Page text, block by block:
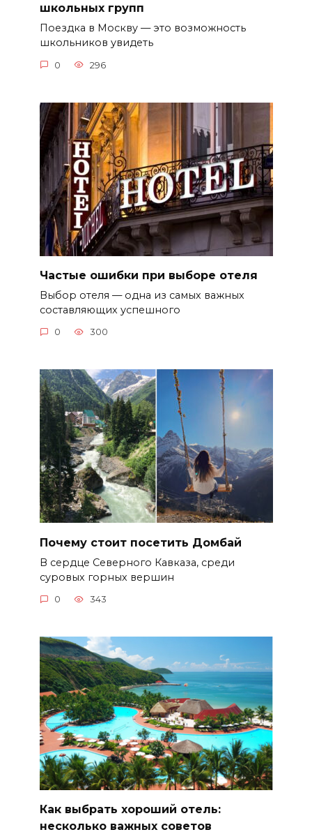
школьных групп
Поездка в Москву — это возможность
школьников увидеть
0 296
Частые ошибки при выборе отеля
Выбор отеля — одна из самых важных
составляющих успешного
0 300
Почему стоит посетить Домбай
В сердце Северного Кавказа, среди
суровых горных вершин
0 343
Как выбрать хороший отель:
несколько важных советов